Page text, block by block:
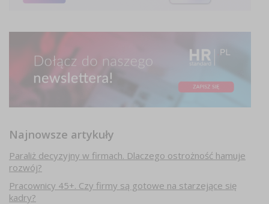
Najnowsze artykuły
Paraliż decyzyjny w firmach. Dlaczego ostrożność hamuje
rozwój?
Pracownicy 45+. Czy firmy są gotowe na starzejące się
kadry?